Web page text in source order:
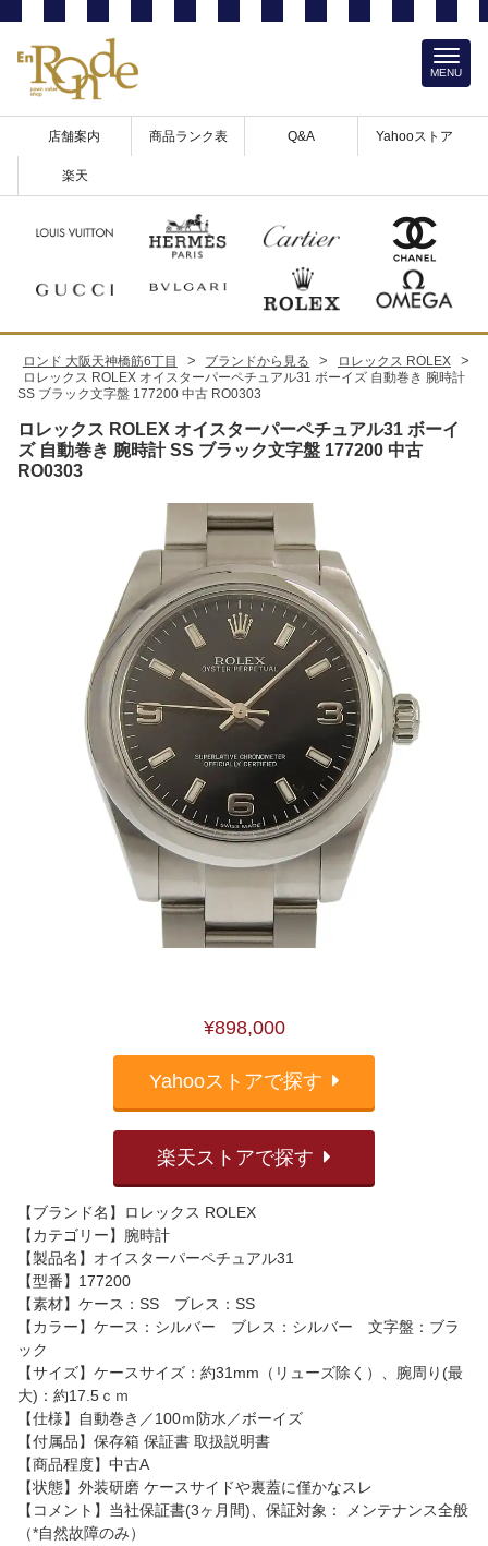
店舗案内 商品ランク表 Q&A Yahooストア
楽天
MENU
ロンド 大阪天神橋筋6丁目 > ブランドから見る > ロレックス ROLEX >
ロレックス ROLEX オイスターパーペチュアル31 ボーイズ 自動巻き 腕時計
SS ブラック文字盤 177200 中古 RO0303
ロレックス ROLEX オイスターパーペチュアル31 ボーイ
ズ 自動巻き 腕時計 SS ブラック文字盤 177200 中古
RO0303
¥898,000
Yahooストアで探す
楽天ストアで探す
【ブランド名】ロレックス ROLEX
【カテゴリー】腕時計
【製品名】オイスターパーペチュアル31
【型番】177200
【素材】ケース：SS ブレス：SS
【カラー】ケース：シルバー ブレス：シルバー 文字盤：ブラ
ック
【サイズ】ケースサイズ：約31mm（リューズ除く）、腕周り(最
大)：約17.5ｃｍ
【仕様】自動巻き／100ｍ防水／ボーイズ
【付属品】保存箱 保証書 取扱説明書
【商品程度】中古A
【状態】外装研磨 ケースサイドや裏蓋に僅かなスレ
【コメント】当社保証書(3ヶ月間)、保証対象： メンテナンス全般
（*自然故障のみ）